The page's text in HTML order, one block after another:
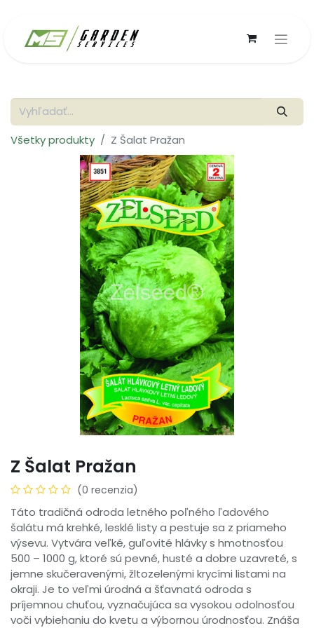
Všetky produkty Z Šalat Pražan
Z Šalat Pražan
(0 recenzia)
Táto tradičná odroda letného poľného ľadového
šalátu má krehké, lesklé listy a pestuje sa z priameho
výsevu. Vytvára veľké, guľovité hlávky s hmotnosťou
500 – 1000 g, ktoré sú pevné, husté a dobre uzavreté, s
jemne skučeravenými, žltozelenými krycími listami na
okraji. Je to veľmi úrodná a šťavnatá odroda s
príjemnou chuťou, vyznačujúca sa vysokou odolnosťou
voči vybiehaniu do kvetu a výbornou úrodnosťou. Znáša